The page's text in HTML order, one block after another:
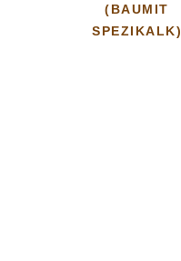
(BAUMIT
SPEZIKALK)